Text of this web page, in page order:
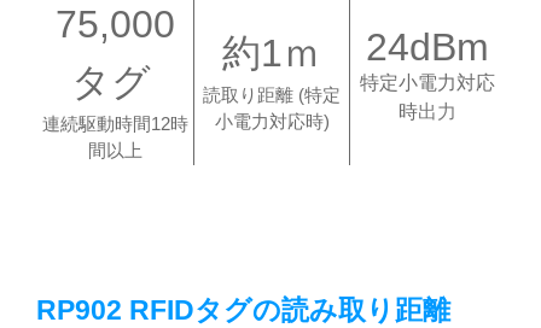
75,000
タグ
連続駆動時間12時
間以上
約1ｍ
読取り距離 (特定
小電力対応時)
24dBm
特定小電力対応
時出力
RP902 RFIDタグの読み取り距離